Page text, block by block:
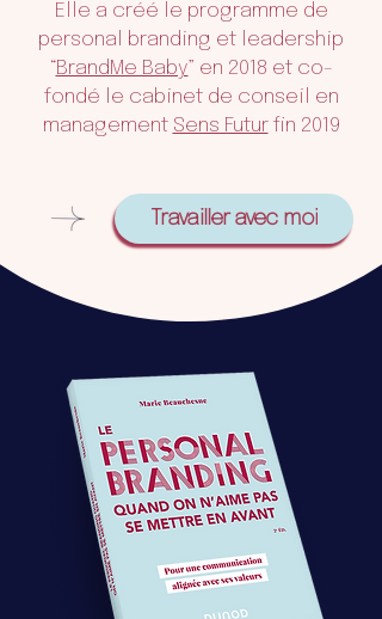
Elle a créé le programme de
personal branding et leadership
“BrandMe Baby” en 2018 et co-
fondé le cabinet de conseil en
management Sens Futurfin 2019
Travailler avec moi